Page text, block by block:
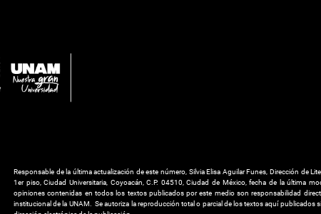
Responsable de la última actualización de este número, Silvia Elisa Aguilar Funes, Dirección de
1er piso, Ciudad Universitaria, Coyoacán, C.P. 04510, Ciudad de México, fecha de la última
opiniones contenidas en todos los textos publicados por este medio son responsabilidad
institucional de la UNAM. Se autoriza la reproducción total o parcial de los textos aquí publicados